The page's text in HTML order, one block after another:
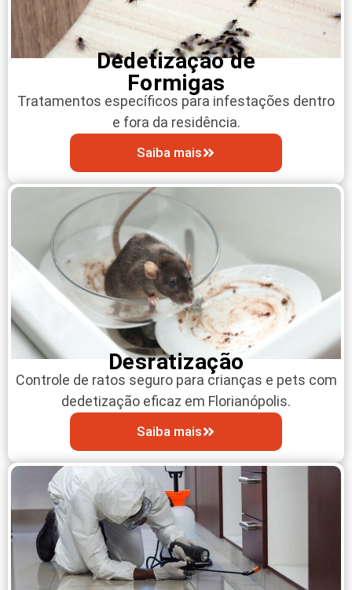
Dedetização de
Formigas
Tratamentos específicos para infestações dentro
e fora da residência.
Saiba mais
Desratização
Controle de ratos seguro para crianças e pets com
dedetização eficaz em Florianópolis.
Saiba mais